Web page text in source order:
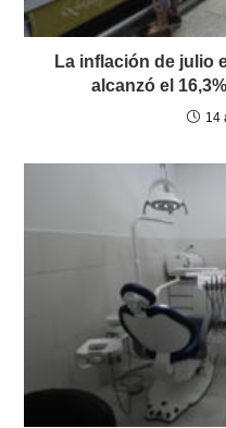
La inflación de julio
alcanzó el
14